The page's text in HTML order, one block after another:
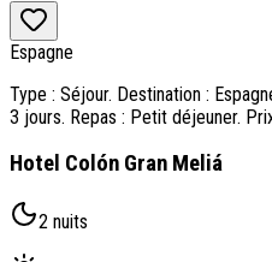
Espagne
Type : Séjour. Destination :
3 jours. Repas : Petit déjeuner.
Hotel Colón Gran Meliá
2 nuits